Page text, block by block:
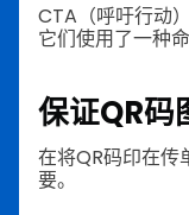
CTA（呼吁行动
它们使用了一种
保证QR码
在将QR码印在传
要。